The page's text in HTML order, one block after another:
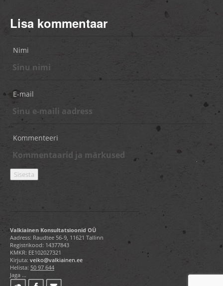
Lisa kommentaar
Nimi
E-mail
Kommenteeri
Valkiainen Konsultatsioonid OÜ
Aadress: Raudtee 56-9, 11621 Tallinn
Registrikood: 14377843
KMKR: EE102027321
Kirjuta: veiko@valkiainen.ee
Helista: 50 97 644
Jaga ...